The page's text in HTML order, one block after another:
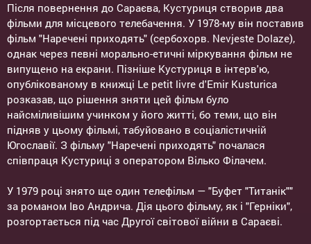
Після повернення до Сараєва, Кустуриця створив два
фільми для місцевого телебачення. У 1978-му він поставив
фільм "Наречені приходять" (сербохорв. Nevjeste Dolaze),
однак через певні морально-етичні міркування фільм не
випущено на екрани. Пізніше Кустуриця в інтерв'ю,
опублікованому в книжці Le petit livre d'Emir Kusturica
розказав, що рішення зняти цей фільм було
найсміливішим учинком у його житті, бо теми, що він
підняв у цьому фільмі, табуйовано в соціалістичній
Югославії. З фільму "Наречені приходять" почалася
співпраця Кустуриці з оператором Вілько Філачем.
У 1979 році знято ще один телефільм — "Буфет "Титанік""
за романом Іво Андрича. Дія цього фільму, як і "Герніки",
розгортається під час Другої світової війни в Сараєві.